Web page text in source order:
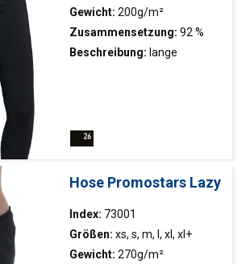
Gewicht: 200g/m²
Zusammensetzung: 92 %
Baumwolle, 8 % Elastan
Beschreibung: lange
Hose Promostars Lazy
Index: 73001
Größen: xs, s, m, l, xl, xl+
Gewicht: 270g/m²